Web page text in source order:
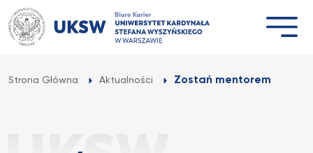
Przejdź
do
treści
Strona Główna Aktualności Zostań mentorem